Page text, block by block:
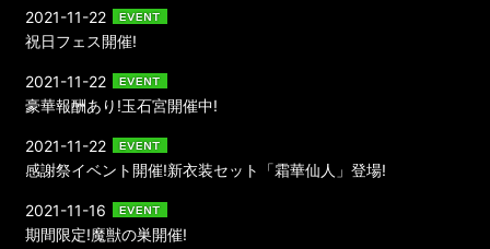
祝日フェス開催!
2021-11-22
豪華報酬あり!玉石宮開催中!
2021-11-22
感謝祭イベント開催!新衣装セット「霜華仙人」登場!
2021-11-22
期間限定!魔獣の巣開催!
2021-11-16